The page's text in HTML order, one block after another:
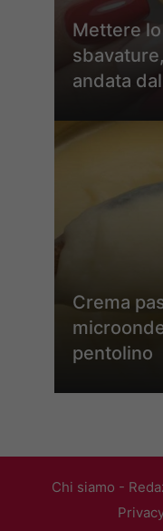
Mettere
andata
Crema
pentolino
Chi siamo -